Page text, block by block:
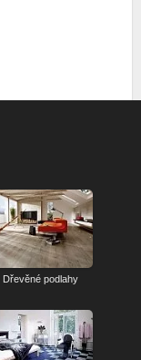
Dřevěné podlahy